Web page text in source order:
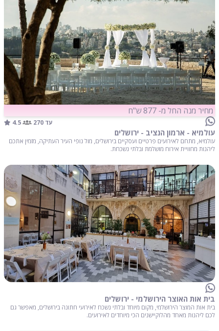
מחיר מנה החל מ- 877 ש"ח
עד 270 4.5
עולמיא - ארמון הנציב - ירושלים
עולמיא, מתחם לאירועים פרטיים ועסקיים בירושלים, מול נופי העיר העתיקה, מזמין אתכם
ליהנות מחוויית אירוח מושלמת ובלתי נשכחת.
בית אות האוצר הירושלמי - ירושלים
בית אות המוצר הירושלמי, מקום מיוחד ובלתי נשכח לאירועי חתונה בירושלים, מאפשר גם
לכם ליהנות מאחד מהלוקיישנים הכי מיוחדים לאירועים.